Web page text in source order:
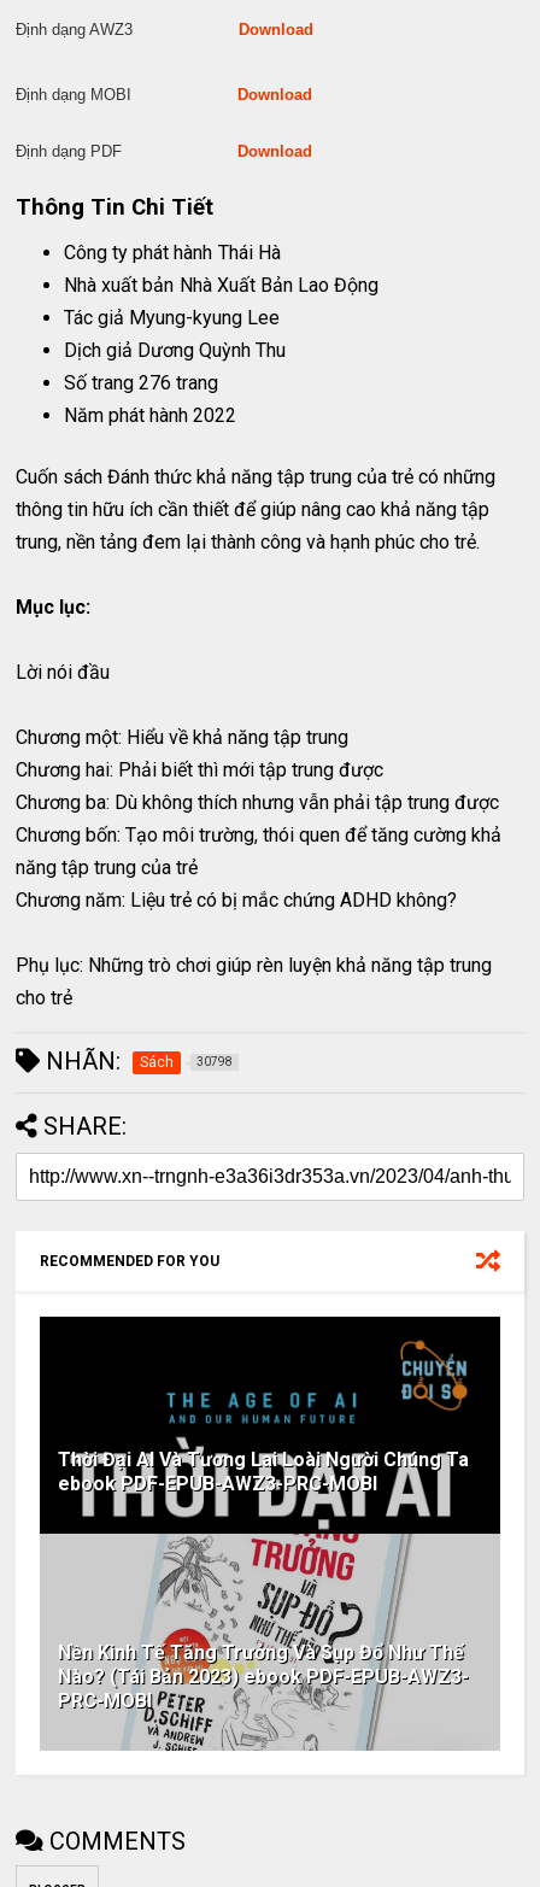
Định dạng AWZ3 Download
Định dạng MOBI Download
Định dạng PDF Download
Thông Tin Chi Tiết
Công ty phát hành Thái Hà
Nhà xuất bản Nhà Xuất Bản Lao Động
Tác giả Myung-kyung Lee
Dịch giả Dương Quỳnh Thu
Số trang 276 trang
Năm phát hành 2022
Cuốn sách Đánh thức khả năng tập trung của trẻ có những
thông tin hữu ích cần thiết để giúp nâng cao khả năng tập
trung, nền tảng đem lại thành công và hạnh phúc cho trẻ.
Mục lục:
Lời nói đầu
Chương một: Hiểu về khả năng tập trung
Chương hai: Phải biết thì mới tập trung được
Chương ba: Dù không thích nhưng vẫn phải tập trung được
Chương bốn: Tạo môi trường, thói quen để tăng cường khả
năng tập trung của trẻ
Chương năm: Liệu trẻ có bị mắc chứng ADHD không?
Phụ lục: Những trò chơi giúp rèn luyện khả năng tập trung
cho trẻ
NHÃN: Sách 30798
SHARE:
RECOMMENDED FOR YOU
Thời Đại AI Và Tương Lai Loài Người Chúng Ta
ebook PDF-EPUB-AWZ3-PRC-MOBI
Nền Kinh Tế Tăng Trưởng Và Sụp Đổ Như Thế
Nào? (Tái Bản 2023) ebook PDF-EPUB-AWZ3-
PRC-MOBI
COMMENTS